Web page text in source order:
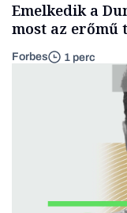
Emelkedik a
most az erőmű
Forbes 1 perc